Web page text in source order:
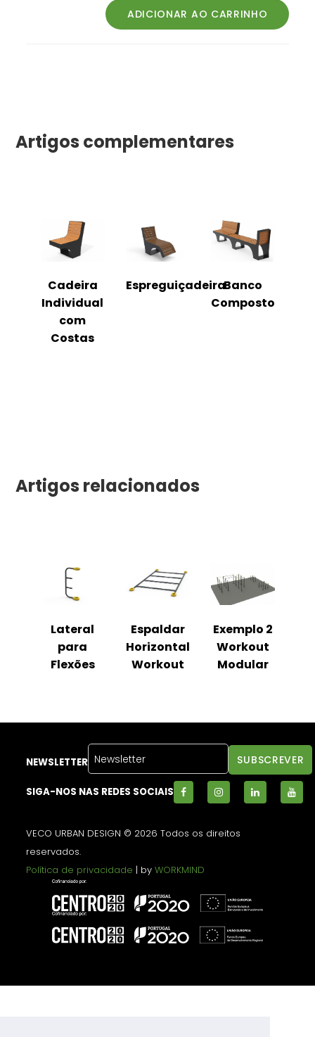
Artigos complementares
Cadeira
Individual
com
Costas
EspreguiçadeiraBanco
Composto
Artigos relacionados
Lateral
para
Flexões
Espaldar
Horizontal
Workout
Exemplo 2
Workout
Modular
NEWSLETTER
SIGA-NOS NAS REDES SOCIAIS
VECO URBAN DESIGN © 2026 Todos os direitos
reservados.
Política de privacidade | byWORKMIND